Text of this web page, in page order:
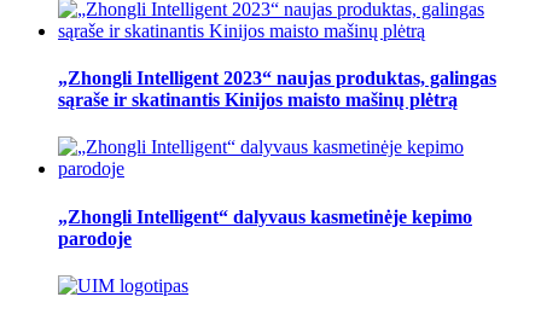
„Zhongli Intelligent 2023“ naujas produktas, galingas
sąraše ir skatinantis Kinijos maisto mašinų plėtrą
„Zhongli Intelligent“ dalyvaus kasmetinėje kepimo
parodoje